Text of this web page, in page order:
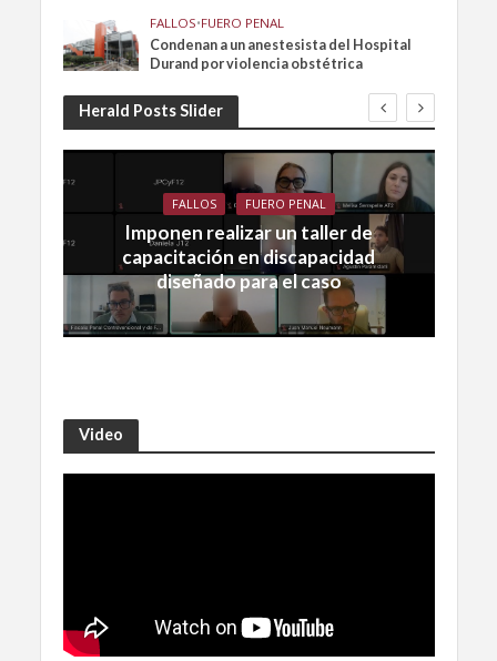
FALLOS•FUERO PENAL
Condenan a un anestesista del Hospital
Durand por violencia obstétrica
Herald Posts Slider
FALLOS FUERO PENAL
Imponen realizar un taller de
capacitación en discapacidad
diseñado para el caso
Video